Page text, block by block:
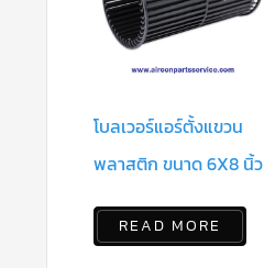
โบลเวอร์แอร์ตั้งแขวน
พลาสติก ขนาด 6X8 นิ้ว
READ MORE